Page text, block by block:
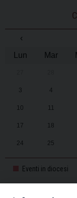
‹
Lun
Mar
3 4
10 11
17 18
24 25
31 1
Eventi in diocesi